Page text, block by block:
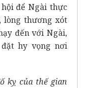
để Ngài thực
lòng thương xót
đến với Ngài,
hy vọng nơi
kỵ của thế gian